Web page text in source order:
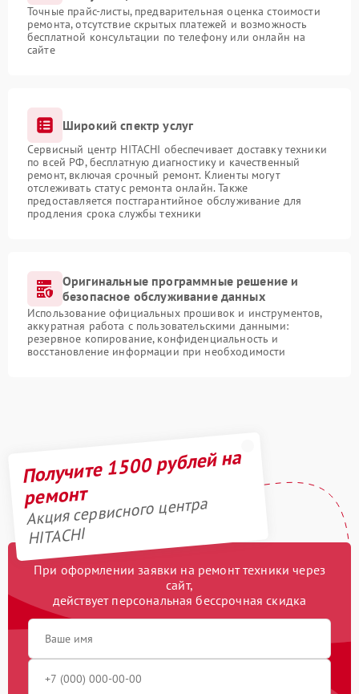
Точные прайс-листы, предварительная оценка стоимости
ремонта, отсутствие скрытых платежей и возможность
бесплатной консультации по телефону или онлайн на
сайте
Широкий спектр услуг
Сервисный центр HITACHI обеспечивает доставку техники
по всей РФ, бесплатную диагностику и качественный
ремонт, включая срочный ремонт. Клиенты могут
отслеживать статус ремонта онлайн. Также
предоставляется постгарантийное обслуживание для
продления срока службы техники
Оригинальные программные решение и
безопасное обслуживание данных
Использование официальных прошивок и инструментов,
аккуратная работа с пользовательскими данными:
резервное копирование, конфиденциальность и
восстановление информации при необходимости
Получите 1500 рублей на
ремонт
Акция сервисного центра
HITACHI
При оформлении заявки на ремонт техники через
сайт,
действует персональная бессрочная скидка